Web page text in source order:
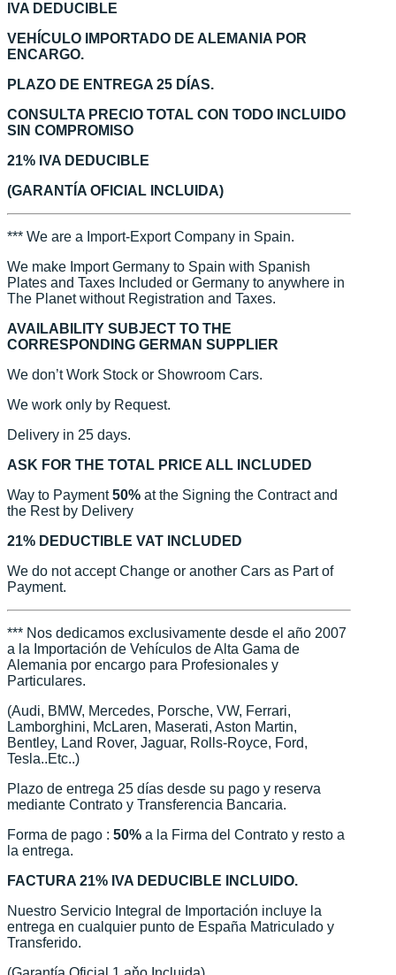
IVA DEDUCIBLE
VEHÍCULO IMPORTADO DE ALEMANIA POR
ENCARGO.
PLAZO DE ENTREGA 25 DÍAS.
CONSULTA PRECIO TOTAL CON TODO INCLUIDO
SIN COMPROMISO
21% IVA DEDUCIBLE
(GARANTÍA OFICIAL INCLUIDA)
*** We are a Import-Export Company in Spain.
We make Import Germany to Spain with Spanish
Plates and Taxes Included or Germany to anywhere in
The Planet without Registration and Taxes.
AVAILABILITY SUBJECT TO THE
CORRESPONDING GERMAN SUPPLIER
We don’t Work Stock or Showroom Cars.
We work only by Request.
Delivery in 25 days.
ASK FOR THE TOTAL PRICE ALL INCLUDED
Way to Payment50% at the Signing the Contract and
the Rest by Delivery
21% DEDUCTIBLE VAT INCLUDED
We do not accept Change or another Cars as Part of
Payment.
*** Nos dedicamos exclusivamente desde el año 2007
a la Importación de Vehículos de Alta Gama de
Alemania por encargo para Profesionales y
Particulares.
(Audi, BMW, Mercedes, Porsche, VW, Ferrari,
Lamborghini, McLaren, Maserati, Aston Martin,
Bentley, Land Rover, Jaguar, Rolls-Royce, Ford,
Tesla..Etc..)
Plazo de entrega 25 días desde su pago y reserva
mediante Contrato y Transferencia Bancaria.
Forma de pago : 50% a la Firma del Contrato y resto a
la entrega.
FACTURA 21% IVA DEDUCIBLE INCLUIDO.
Nuestro Servicio Integral de Importación incluye la
entrega en cualquier punto de España Matriculado y
Transferido.